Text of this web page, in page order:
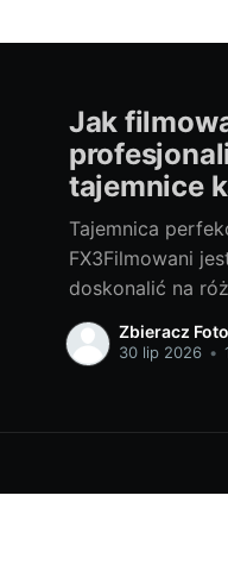
Jak
tajemnice
Tajemnica
FX3Filmowani
doskonalić na
jest wybór
chcielibyśmy
podejście do
Zbieracz
30 lip 2026 •